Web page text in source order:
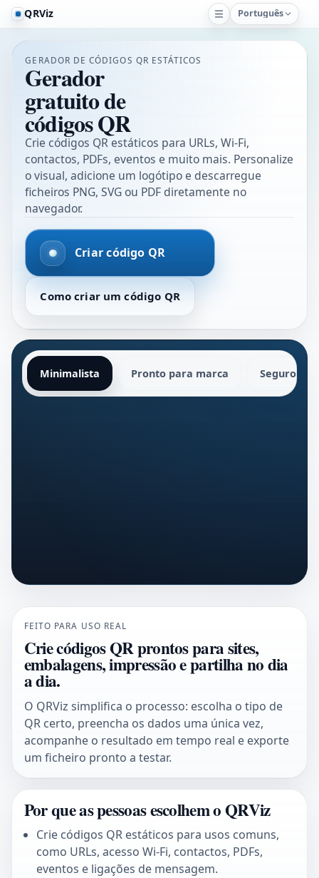
QRViz Português
GERADOR DE CÓDIGOS QR ESTÁTICOS
Gerador
gratuito de
códigos QR
Crie códigos QR estáticos para URLs, Wi-Fi,
contactos, PDFs, eventos e muito mais. Personalize
o visual, adicione um logótipo e descarregue
ficheiros PNG, SVG ou PDF diretamente no
navegador.
Criar código QR
Como criar um código QR
Minimalista Pronto para marca Seguro
FEITO PARA USO REAL
Crie códigos QR prontos para sites,
embalagens, impressão e partilha no dia
a dia.
O QRViz simplifica o processo: escolha o tipo de
QR certo, preencha os dados uma única vez,
acompanhe o resultado em tempo real e exporte
um ficheiro pronto a testar.
Por que as pessoas escolhem o QRViz
Crie códigos QR estáticos para usos comuns,
como URLs, acesso Wi-Fi, contactos, PDFs,
eventos e ligações de mensagem.